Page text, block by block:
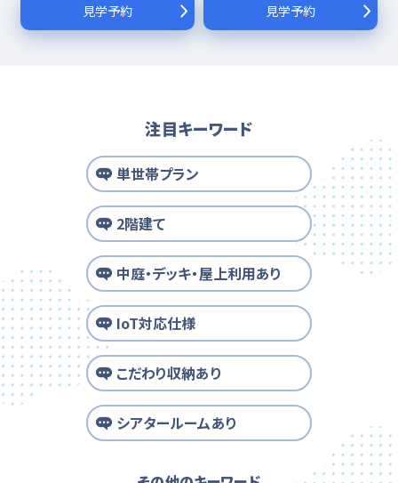
見学予約 見学予約
注目キーワード
単世帯プラン
2階建て
中庭・デッキ・屋上利用あり
IoT対応仕様
こだわり収納あり
シアタールームあり